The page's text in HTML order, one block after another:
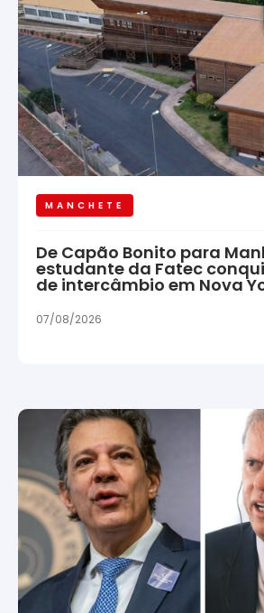
MANCHETE
De Capão Bonito para
estudante da Fatec
de intercâmbio em Nova
07/08/2026